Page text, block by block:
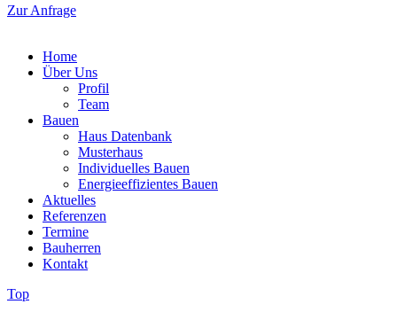
Zur Anfrage
Home
Über Uns
Profil
Team
Bauen
Haus Datenbank
Musterhaus
Individuelles Bauen
Energieeffizientes Bauen
Aktuelles
Referenzen
Termine
Bauherren
Kontakt
Top